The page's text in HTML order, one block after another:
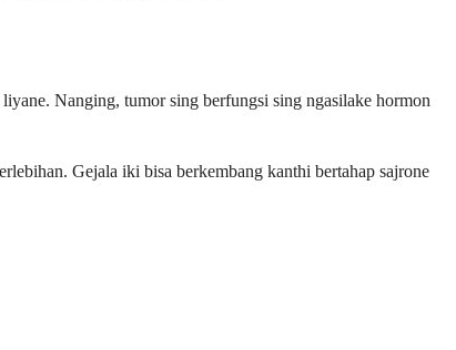
Nanging, tumor sing berfungsi sing ngasilake hormon
Gejala iki bisa berkembang kanthi bertahap sajrone